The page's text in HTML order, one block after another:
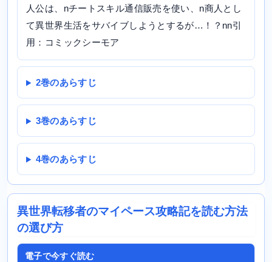
人公は、nチートスキル通信販売を使い、n商人とし
て異世界生活をサバイブしようとするが…！？nn引
用：コミックシーモア
2巻のあらすじ
3巻のあらすじ
4巻のあらすじ
異世界転移者のマイペース攻略記を読む方法
の選び方
電子で今すぐ読む